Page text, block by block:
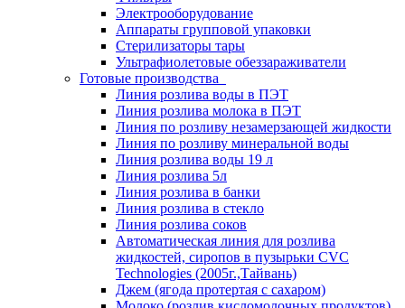
Электрооборудование
Аппараты групповой упаковки
Стерилизаторы тары
Ультрафиолетовые обеззараживатели
Готовые производства
Линия розлива воды в ПЭТ
Линия розлива молока в ПЭТ
Линия по розливу незамерзающей жидкости
Линия по розливу минеральной воды
Линия розлива воды 19 л
Линия розлива 5л
Линия розлива в банки
Линия розлива в стекло
Линия розлива соков
Автоматическая линия для розлива
жидкостей, сиропов в пузырьки CVC
Technologies (2005г.,Тайвань)
Джем (ягода протертая с сахаром)